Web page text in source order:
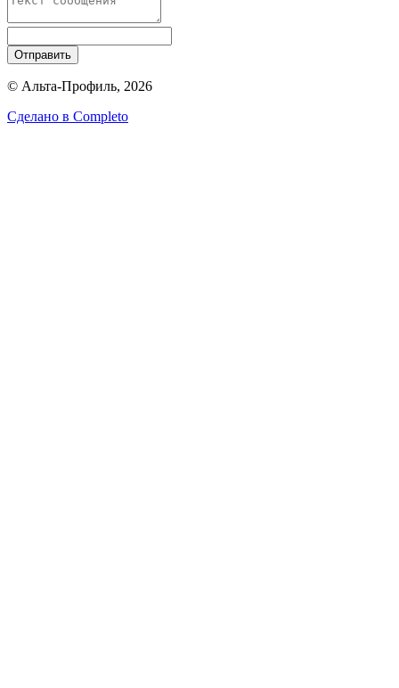
Отправить
© Альта-Профиль, 2026
Сделано в Completo